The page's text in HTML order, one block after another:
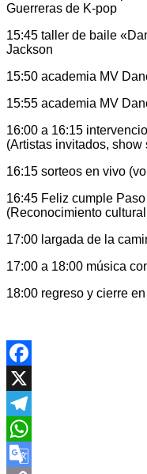
Guerreras de K-pop
15:45 taller de baile
Jackson
15:50 academia MV
15:55 academia MV
16:00 a 16:15
(Artistas invitados, show
16:15 sorteos en vivo
16:45 Feliz cumple
(Reconocimiento
17:00 largada de la
17:00 a 18:00 música
18:00 regreso y cierre
Facebook
X
Telegram
WhatsApp